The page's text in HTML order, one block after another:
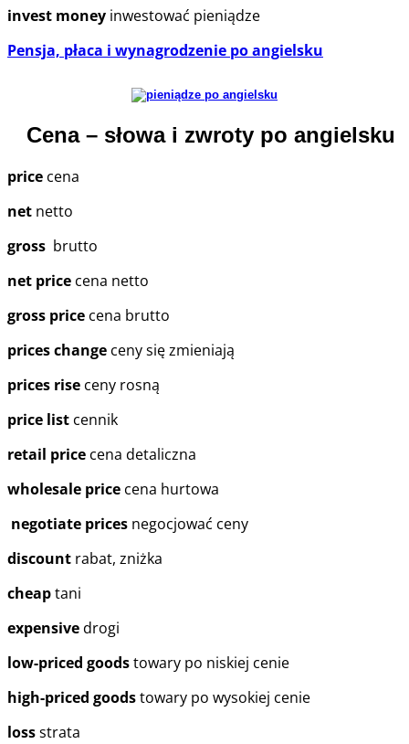
invest money inwestować pieniądze
Pensja, płaca i wynagrodzenie po angielsku
Cena – słowa i zwroty po angielsku
price cena
net netto
gross brutto
net price cena netto
gross price cena brutto
prices change ceny się zmieniają
prices rise ceny rosną
price list cennik
retail price cena detaliczna
wholesale price cena hurtowa
negotiate prices negocjować ceny
discount rabat, zniżka
cheaptani
expensivedrogi
low-priced goodstowary po niskiej cenie
high-priced goodstowary po wysokiej cenie
lossstrata